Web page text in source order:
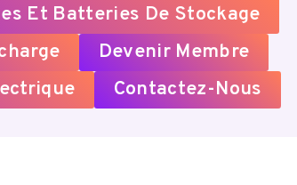
Et Batteries De Stockage
Devenir Membre
Contactez-Nous